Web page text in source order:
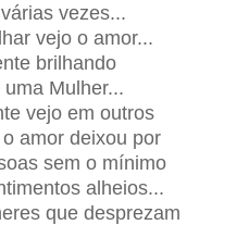
vezes...
vejo o amor...
brilhando
Mulher...
vejo em outros
amor deixou por
sem o mínimo
alheios...
que desprezam